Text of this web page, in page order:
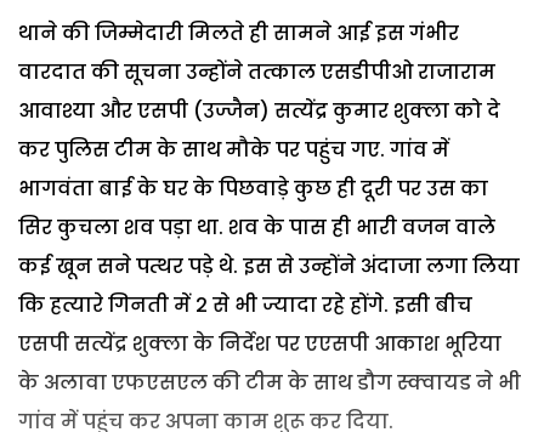
थाने की जिम्मेदारी मिलते ही सामने आई इस गंभीर
वारदात की सूचना उन्होंने तत्काल एसडीपीओ राजाराम
आवाश्या और एसपी (उज्जैन) सत्येंद्र कुमार शुक्ला को दे
कर पुलिस टीम के साथ मौके पर पहुंच गए. गांव में
भागवंता बाई के घर के पिछवाड़े कुछ ही दूरी पर उस का
सिर कुचला शव पड़ा था. शव के पास ही भारी वजन वाले
कई खून सने पत्थर पड़े थे. इस से उन्होंने अंदाजा लगा लिया
कि हत्यारे गिनती में 2 से भी ज्यादा रहे होंगे. इसी बीच
एसपी सत्येंद्र शुक्ला के निर्देश पर एएसपी आकाश भूरिया
के अलावा एफएसएल की टीम के साथ डौग स्क्वायड ने भी
गांव में पहुंच कर अपना काम शुरू कर दिया.